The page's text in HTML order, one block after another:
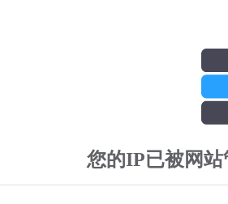
您的IP已被网